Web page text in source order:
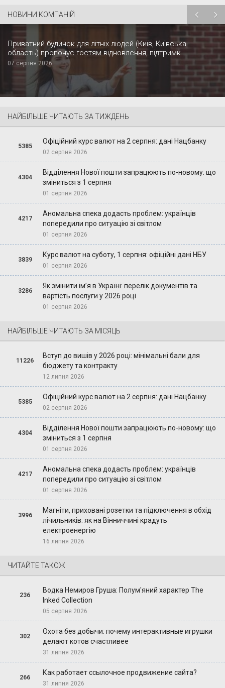
НОВИНИ КОМПАНІЙ
Приватний будинок для літніх людей (Київ, Київська
область) пропонує гостям відновлення, підтримк...
07 серпня 2026
НАЙБІЛЬШЕ ЧИТАЮТЬ ЗА ТИЖДЕНЬ
5385
Офіційний курс валют на 2 серпня: дані Нацбанку
02 серпня 2026
4304
Відділення Нової пошти запрацюють по-новому: що
зміниться з 1 серпня
01 серпня 2026
4217
Аномальна спека додасть проблем: українців
попередили про ситуацію зі світлом
01 серпня 2026
3839
Курс валют на суботу, 1 серпня: офіційні дані НБУ
01 серпня 2026
3286
Як змінити ім’я в Україні: перелік документів та
вартість послуги у 2026 році
01 серпня 2026
НАЙБІЛЬШЕ ЧИТАЮТЬ ЗА МІСЯЦЬ
11226
Вступ до вишів у 2026 році: мінімальні бали для
бюджету та контракту
12 липня 2026
5385
Офіційний курс валют на 2 серпня: дані Нацбанку
02 серпня 2026
4304
Відділення Нової пошти запрацюють по-новому: що
зміниться з 1 серпня
01 серпня 2026
4217
Аномальна спека додасть проблем: українців
попередили про ситуацію зі світлом
01 серпня 2026
3996
Магніти, приховані розетки та підключення в обхід
лічильників: як на Вінниччині крадуть
електроенергію
16 липня 2026
ЧИТАЙТЕ ТАКОЖ
236
Водка Немиров Груша: Полум'яний характер The
Inked Collection
05 серпня 2026
302
Охота без добычи: почему интерактивные игрушки
делают котов счастливее
31 липня 2026
266
Как работает ссылочное продвижение сайта?
31 липня 2026